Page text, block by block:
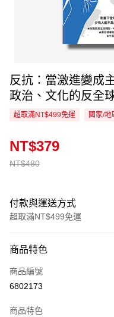
反抗：當激進變成
政治、文化的反全
超取滿NT$499免運 國家/地
NT$480
NT$379
付款與運送方式
超取滿NT$499免運
信用卡一次付款
超商取貨付款
商品特色
商品編號
6802173
商品特色